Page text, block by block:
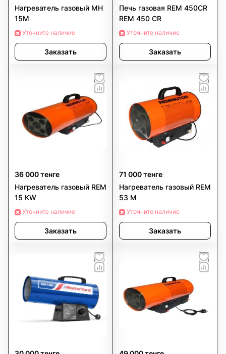
Нагреватель газовый MH
15М
Уточните наличие
Заказать
Печь газовая REM 450CR
REM 450 CR
Уточните наличие
Заказать
36 000 тенге
Нагреватель газовый REM
15 KW
Уточните наличие
Заказать
71 000 тенге
Нагреватель газовый REM
53 M
Уточните наличие
Заказать